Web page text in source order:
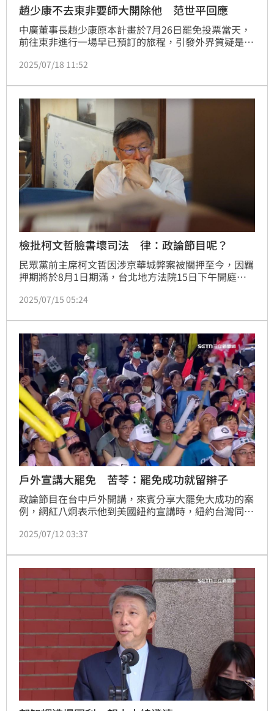
趙少康不去東非要師大開除他 范世平回應
中廣董事長趙少康原本計畫於7月26日罷免投票當天，
前往東非進行一場早已預訂的旅程，引發外界質疑是否
燒，趙少康今（18日）火速召開記者會宣布「取消出
非旅程其實早在去年就預訂，原本計畫與好友共遊，但
因罷免案情勢升溫，決定取消行程，「我沒有黨職，出
不出國是小事，不需要敲鑼打鼓講不去了。」
2025/07/18 11:52
檢批柯文哲臉書壞司法 律：政論節目呢？
民眾黨前主席柯文哲因涉京華城弊案被關押至今，因羈
押期將於8月1日期滿，台北地方法院15日下午開庭訊
破壞，每次開庭前後，都有民眾黨「小編」透過以柯文
實，這是絕無僅有壓迫司法的手段，若讓柯文哲交保，
勢必變本加厲。對此，柯文哲的律師也大聲反駁，要檢
察官去看看特定媒體的政論節目，強調柯文哲才是最大
受害者。
2025/07/15 05:24
戶外宣講大罷免 苦苓：罷免成功就留辮子
政論節目在台中戶外開講，來賓分享大罷免大成功的案
例，網紅八炯表示他到美國紐約宣講時，紐約台灣同胞
回來投票，苦苓則說不只陳柏惟剃光頭，只要罷免台中
子，引起現場觀眾歡呼大笑。
2025/07/12 03:37